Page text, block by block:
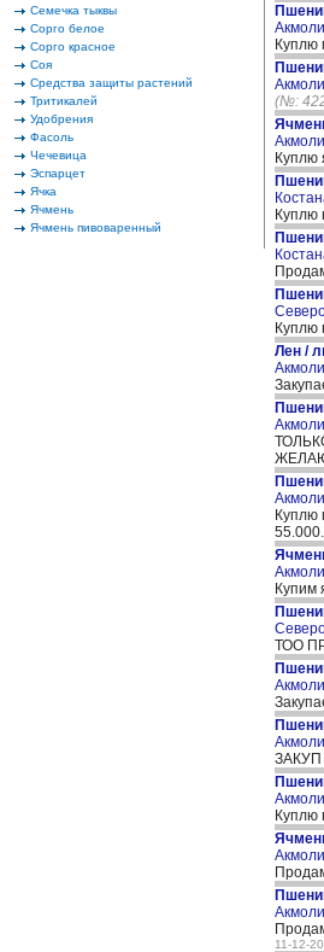
Семечка тыквы
Сорго белое
Сорго красное
Соя
Средства защиты растений
Тритикалей
Удобрения
Фасоль
Чечевица
Эспарцет
Ячка
Ячмень
Ячмень пивоваренный
Куплю
(№:
Куплю
Куплю
Куплю
Лен /
Куплю
Купим
ТОО
Куплю
11-12-